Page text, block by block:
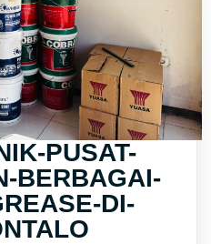
PUSAT-
BERBAGAI-
DI-